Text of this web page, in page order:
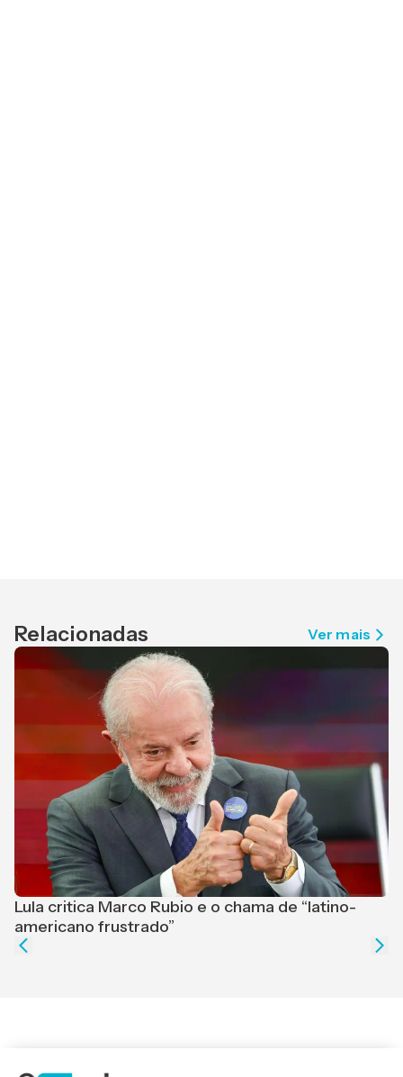
Relacionadas Ver mais
Lula critica Marco Rubio e o chama de “latino-
americano frustrado”